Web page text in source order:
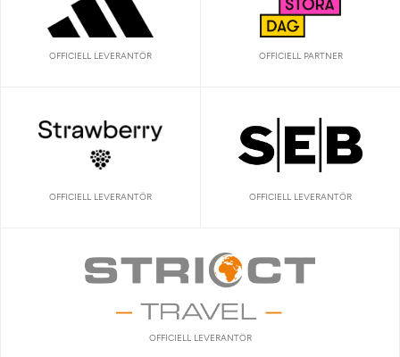
OFFICIELL LEVERANTÖR OFFICIELL PARTNER
OFFICIELL LEVERANTÖR OFFICIELL LEVERANTÖR
OFFICIELL LEVERANTÖR